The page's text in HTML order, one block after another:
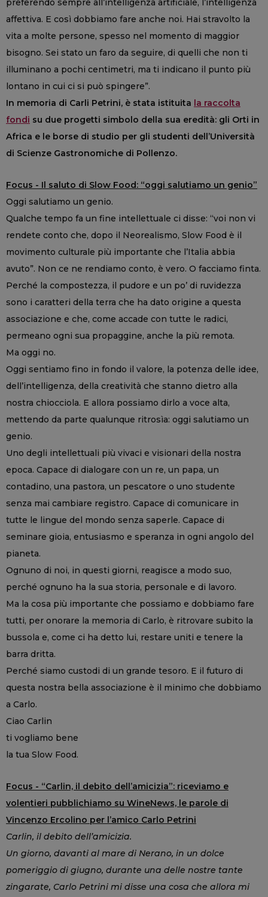
affettiva. E così dobbiamo fare anche noi. Hai stravolto la
vita a molte persone, spesso nel momento di maggior
bisogno. Sei stato un faro da seguire, di quelli che non ti
illuminano a pochi centimetri, ma ti indicano il punto più
lontano in cui ci si può spingere”.
In memoria di Carli Petrini, è stata istituita la raccolta
fondi su due progetti simbolo della sua eredità: gli Orti in
Africa e le borse di studio per gli studenti dell’Università
di Scienze Gastronomiche di Pollenzo.
Focus - Il saluto di Slow Food: “oggi salutiamo un genio”
Oggi salutiamo un genio.
Qualche tempo fa un fine intellettuale ci disse: “voi non vi
rendete conto che, dopo il Neorealismo, Slow Food è il
movimento culturale più importante che l’Italia abbia
avuto”. Non ce ne rendiamo conto, è vero. O facciamo finta.
Perché la compostezza, il pudore e un po’ di ruvidezza
sono i caratteri della terra che ha dato origine a questa
associazione e che, come accade con tutte le radici,
permeano ogni sua propaggine, anche la più remota.
Ma oggi no.
Oggi sentiamo fino in fondo il valore, la potenza delle idee,
dell’intelligenza, della creatività che stanno dietro alla
nostra chiocciola. E allora possiamo dirlo a voce alta,
mettendo da parte qualunque ritrosìa: oggi salutiamo un
genio.
Uno degli intellettuali più vivaci e visionari della nostra
epoca. Capace di dialogare con un re, un papa, un
contadino, una pastora, un pescatore o uno studente
senza mai cambiare registro. Capace di comunicare in
tutte le lingue del mondo senza saperle. Capace di
seminare gioia, entusiasmo e speranza in ogni angolo del
pianeta.
Ognuno di noi, in questi giorni, reagisce a modo suo,
perché ognuno ha la sua storia, personale e di lavoro.
Ma la cosa più importante che possiamo e dobbiamo fare
tutti, per onorare la memoria di Carlo, è ritrovare subito la
bussola e, come ci ha detto lui, restare uniti e tenere la
barra dritta.
Perché siamo custodi di un grande tesoro. E il futuro di
questa nostra bella associazione è il minimo che dobbiamo
a Carlo.
Ciao Carlin
ti vogliamo bene
la tua Slow Food.
Focus - “Carlin, il debito dell’amicizia”: riceviamo e
volentieri pubblichiamo su WineNews, le parole di
Vincenzo Ercolino per l’amico Carlo Petrini
Carlin, il debito dell’amicizia.
Un giorno, davanti al mare di Nerano, in un dolce
pomeriggio di giugno, durante una delle nostre tante
zingarate, Carlo Petrini mi disse una cosa che allora mi